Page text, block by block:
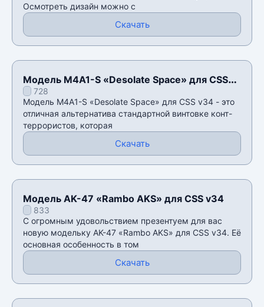
Осмотреть дизайн можно с
Скачать
Модель M4A1-S «Desolate Space» для CSS
v34728
Модель M4A1-S «Desolate Space» для CSS v34 - это
отличная альтернатива стандартной винтовке конт-
террористов, которая
Скачать
Модель AK-47 «Rambo AKS» для CSS v34
833
С огромным удовольствием презентуем для вас
новую модельку AK-47 «Rambo AKS» для CSS v34. Её
основная особенность в том
Скачать